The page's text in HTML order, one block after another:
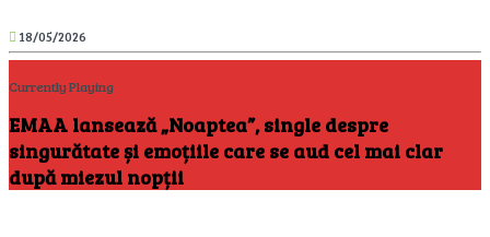
18/05/2026
Currently Playing
EMAA lansează „Noaptea”, single despre
singurătate și emoțiile care se aud cel mai clar
după miezul nopții